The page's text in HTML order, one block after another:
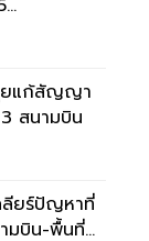
ยแก้สัญญา
สนามบิน
ลียร์ปัญหาที่
มบิน-พื้นที่